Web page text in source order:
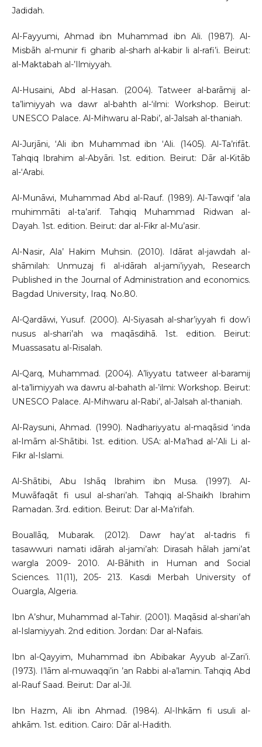
Jadidah.
Al-Fayyumi, Ahmad ibn Muhammad ibn Ali. (1987). Al-
Misbāh al-munir fi gharib al-sharh al-kabir li al-rafi’i. Beirut:
al-Maktabah al-’Ilmiyyah.
Al-Husaini, Abd al-Hasan. (2004). Tatweer al-barāmij al-
ta’limiyyah wa dawr al-bahth al-‘ilmi: Workshop. Beirut:
UNESCO Palace. Al-Mihwaru al-Rabi’, al-Jalsah al-thaniah.
Al-Jurjāni, ‘Ali ibn Muhammad ibn ‘Ali. (1405). Al-Ta’rifāt.
Tahqiq Ibrahim al-Abyāri. 1st. edition. Beirut: Dār al-Kitāb
al-‘Arabi.
Al-Munāwi, Muhammad Abd al-Rauf. (1989). Al-Tawqif ‘ala
muhimmāti al-ta’arif. Tahqiq Muhammad Ridwan al-
Dayah. 1st. edition. Beirut: dar al-Fikr al-Mu’asir.
Al-Nasir, Ala’ Hakim Muhsin. (2010). Idārat al-jawdah al-
shāmilah: Unmuzaj fi al-idārah al-jami’iyyah, Research
Published in the Journal of Administration and economics.
Bagdad University, Iraq. No.80.
Al-Qardāwi, Yusuf. (2000). Al-Siyasah al-shar’iyyah fi dow’i
nusus al-shari’ah wa maqāsdihā. 1st. edition. Beirut:
Muassasatu al-Risalah.
Al-Qarq, Muhammad. (2004). A’liyyatu tatweer al-baramij
al-ta’limiyyah wa dawru al-bahath al-’ilmi: Workshop. Beirut:
UNESCO Palace. Al-Mihwaru al-Rabi’, al-Jalsah al-thaniah.
Al-Raysuni, Ahmad. (1990). Nadhariyyatu al-maqāsid ‘inda
al-Imām al-Shātibi. 1st. edition. USA: al-Ma’had al-’Ali Li al-
Fikr al-Islami.
Al-Shātibi, Abu Ishāq Ibrahim ibn Musa. (1997). Al-
Muwāfaqāt fi usul al-shari’ah. Tahqiq al-Shaikh Ibrahim
Ramadan. 3rd. edition. Beirut: Dar al-Ma’rifah.
Bouallāq, Mubarak. (2012). Dawr hay‘at al-tadris fi
tasawwuri namati idārah al-jami’ah: Dirasah hālah jami’at
wargla 2009- 2010. Al-Bāhith in Human and Social
Sciences. 11(11), 205- 213. Kasdi Merbah University of
Ouargla, Algeria.
Ibn A’shur, Muhammad al-Tahir. (2001). Maqāsid al-shari’ah
al-Islamiyyah. 2nd edition. Jordan: Dar al-Nafais.
Ibn al-Qayyim, Muhammad ibn Abibakar Ayyub al-Zari’i.
(1973). I’lām al-muwaqqi’in ’an Rabbi al-a’lamin. Tahqiq Abd
al-Rauf Saad. Beirut: Dar al-Jil.
Ibn Hazm, Ali ibn Ahmad. (1984). Al-Ihkām fi usuli al-
ahkām. 1st. edition. Cairo: Dār al-Hadith.